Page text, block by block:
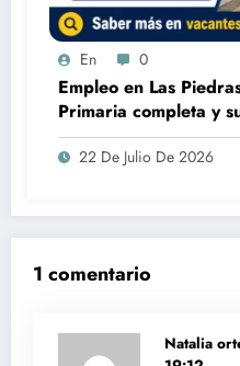
En 0
Empleo en Las
Primaria completa y
$35.000
22 De Julio De 2026
1 comentario
Natalia